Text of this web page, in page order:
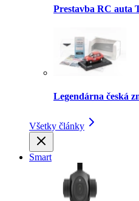
Prestavba RC auta
Legendárna česká
Všetky články
Smart